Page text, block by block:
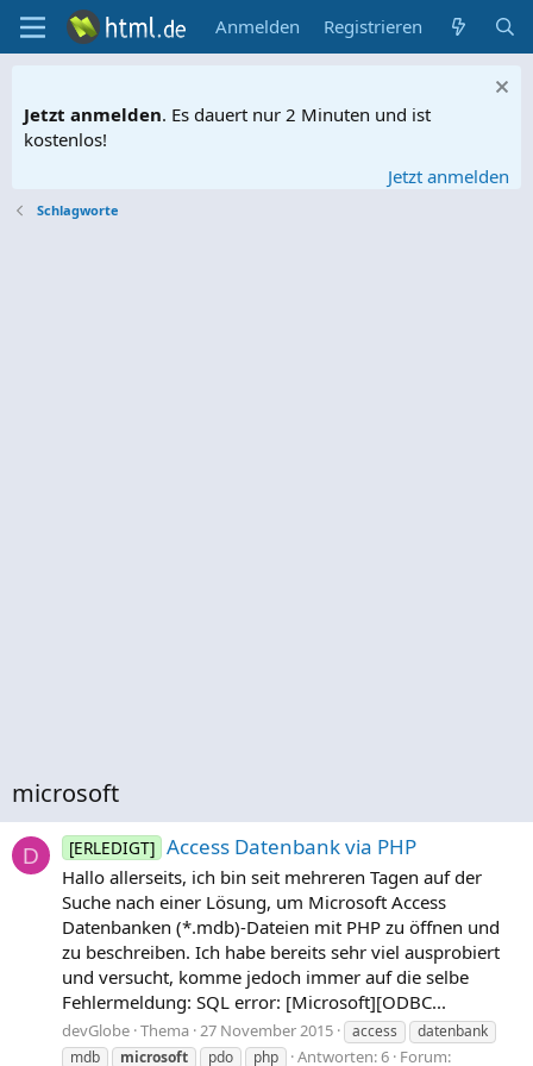
Anmelden Registrieren
Jetzt anmelden. Es dauert nur 2 Minuten und ist
kostenlos!
Jetzt anmelden
Schlagworte
microsoft
D [ERLEDIGT] Access Datenbank via PHP
Hallo allerseits, ich bin seit mehreren Tagen auf der
Suche nach einer Lösung, um Microsoft Access
Datenbanken (*.mdb)-Dateien mit PHP zu öffnen und
zu beschreiben. Ich habe bereits sehr viel ausprobiert
und versucht, komme jedoch immer auf die selbe
Fehlermeldung: SQL error: [Microsoft][ODBC...
devGlobe Thema 27 November 2015 access
datenbank
mdb
microsoft pdo php Antworten: 6 Forum: